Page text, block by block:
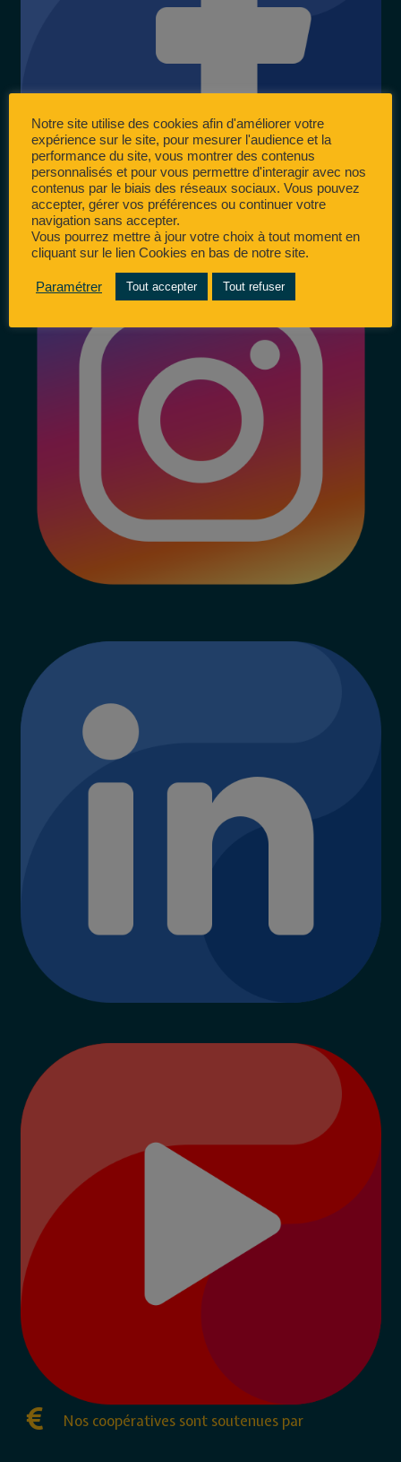
Nos coopératives sont soutenues par
Notre site utilise des cookies afin d'améliorer votre
expérience sur le site, pour mesurer l'audience et la
performance du site, vous montrer des contenus
personnalisés et pour vous permettre d'interagir avec nos
contenus par le biais des réseaux sociaux. Vous pouvez
accepter, gérer vos préférences ou continuer votre
navigation sans accepter.
Vous pourrez mettre à jour votre choix à tout moment en
cliquant sur le lien Cookies en bas de notre site.
Paramétrer Tout accepter Tout refuser